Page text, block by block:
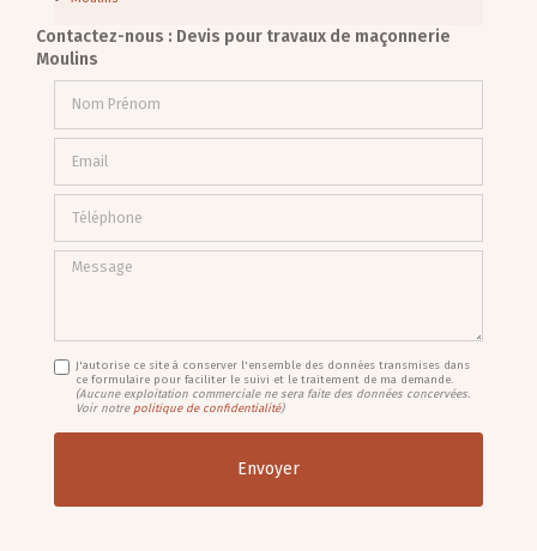
Contactez-nous : Devis pour travaux de maçonnerie
Moulins
Message
J'autorise ce site à conserver l'ensemble des données transmises dans
ce formulaire pour faciliter le suivi et le traitement de ma demande.
(Aucune exploitation commerciale ne sera faite des données concervées.
Voir notre politique de confidentialité)